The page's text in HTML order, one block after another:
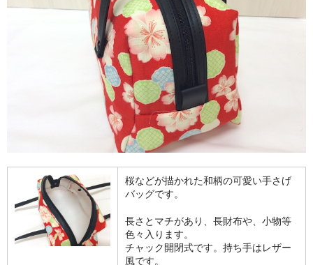
桜などが描かれた和柄の可愛い手さげ
バッグです。
長さとマチがあり、長財布や、小物等
色々入ります。
チャック開閉式です。持ち手はレザー
風です。